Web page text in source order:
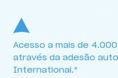
Acesso a mais de
através da adesão
International.*